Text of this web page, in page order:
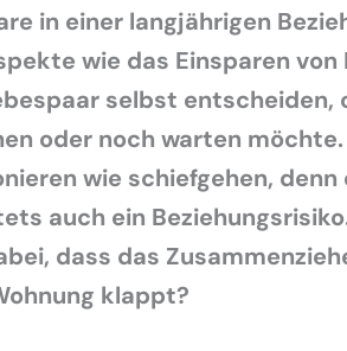
in einer langjährigen
wie das Einsparen
selbst entscheiden,
oder noch warten
wie schiefgehen,
auch ein
dass das
klappt?